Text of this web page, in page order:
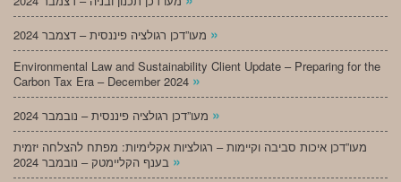
»
Environmental Law and Sustainability Client Update – Preparing for the
Carbon Tax Era – December 2024 »
»
מעו”דכן איכות סביבה וקיימות – רגולציות אקלימיות: מפתח להצלחה יזמית
»